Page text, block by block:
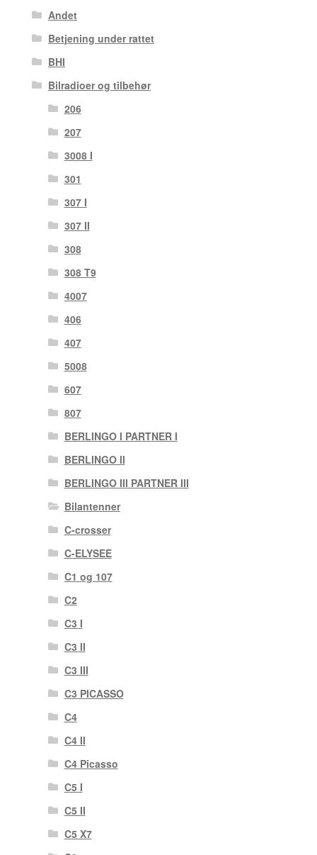
Andet
Betjening under rattet
BHI
Bilradioer og tilbehør
206
207
3008 I
301
307 I
307 II
308
308 T9
4007
406
407
5008
607
807
BERLINGO I PARTNER I
BERLINGO II
BERLINGO III PARTNER III
Bilantenner
C-crosser
C-ELYSEE
C1 og 107
C2
C3 I
C3 II
C3 III
C3 PICASSO
C4
C4 II
C4 Picasso
C5 I
C5 II
C5 X7